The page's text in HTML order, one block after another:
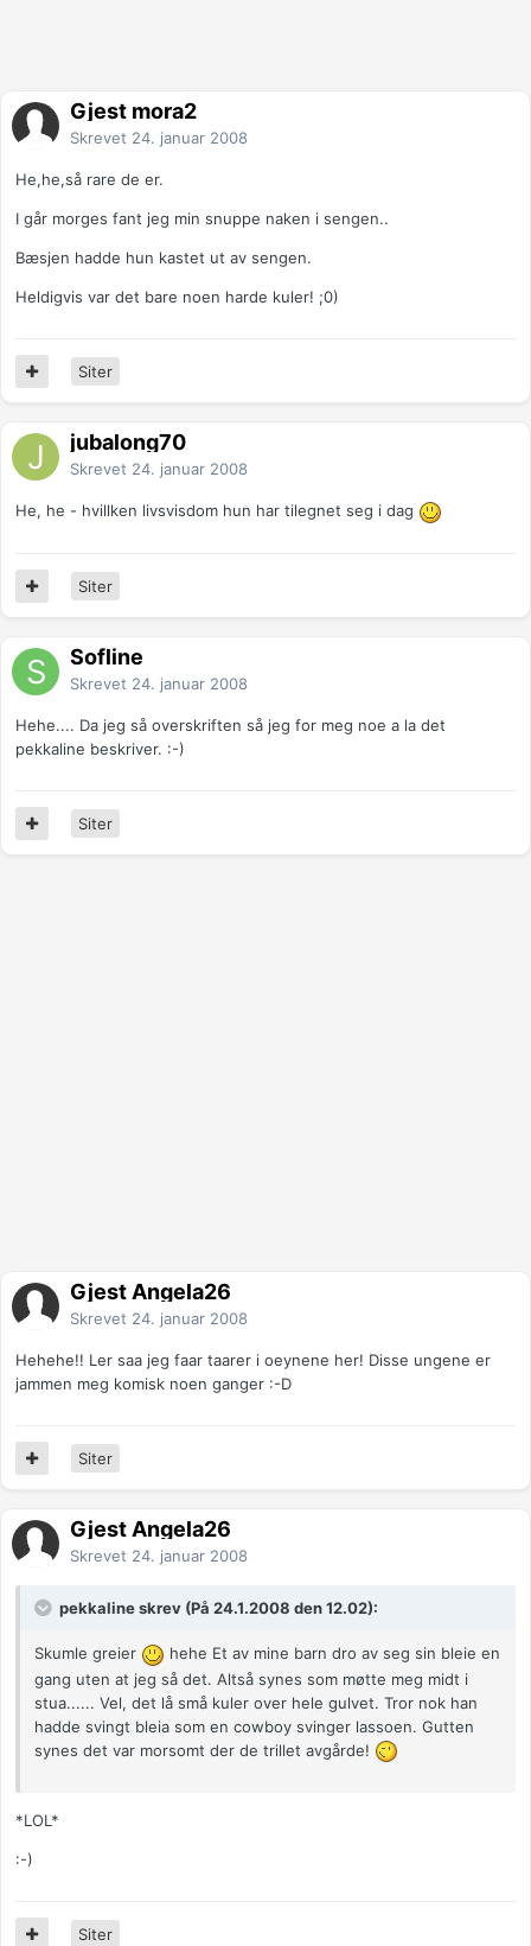
Gjest mora2
Skrevet 24. januar 2008
He,he,så rare de er.
I går morges fant jeg min snuppe naken i sengen..
Bæsjen hadde hun kastet ut av sengen.
Heldigvis var det bare noen harde kuler! ;0)
Siter
jubalong70
Skrevet 24. januar 2008
He, he - hvillken livsvisdom hun har tilegnet seg i dag
Siter
Sofline
Skrevet 24. januar 2008
Hehe.... Da jeg så overskriften så jeg for meg noe a la det
pekkaline beskriver. :-)
Siter
Gjest Angela26
Skrevet 24. januar 2008
Hehehe!! Ler saa jeg faar taarer i oeynene her! Disse ungene er
jammen meg komisk noen ganger :-D
Siter
Gjest Angela26
Skrevet 24. januar 2008
pekkaline skrev (På 24.1.2008 den 12.02):
Skumle greier
hehe Et av mine barn dro av seg sin bleie en
gang uten at jeg så det. Altså synes som møtte meg midt i
stua...... Vel, det lå små kuler over hele gulvet. Tror nok han
hadde svingt bleia som en cowboy svinger lassoen. Gutten
synes det var morsomt der de trillet avgårde!
*LOL*
:-)
Siter